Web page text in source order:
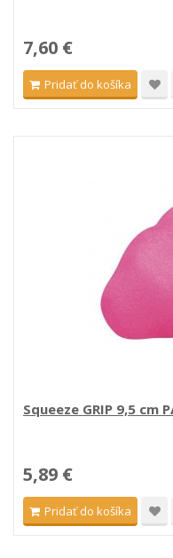
7,60 €
Pridať do košíka
Squeeze GRIP 9,5 cm
5,89 €
Pridať do košíka